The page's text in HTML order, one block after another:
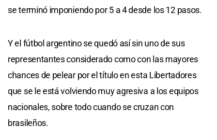
se terminó imponiendo por 5 a 4 desde los 12 pasos.
Y el fútbol argentino se quedó así sin uno de sus
representantes considerado como con las mayores
chances de pelear por el título en esta Libertadores
que se le está volviendo muy agresiva a los equipos
nacionales, sobre todo cuando se cruzan con
brasileños.